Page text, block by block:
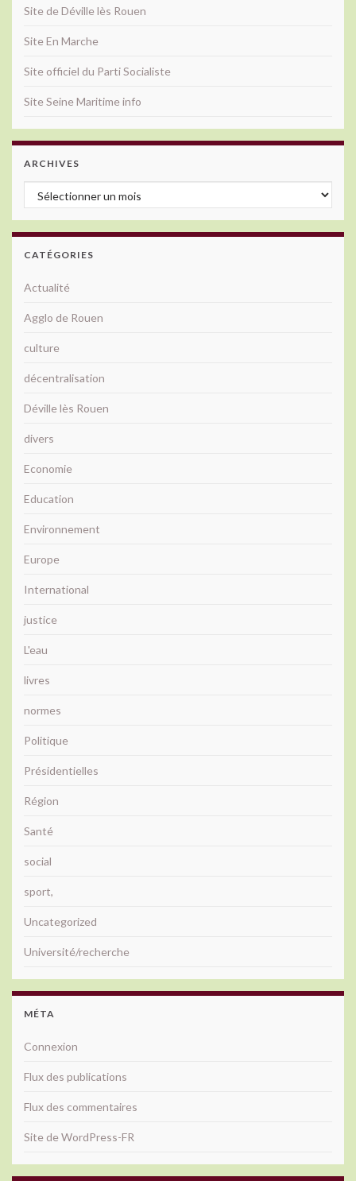
Site de Déville lès Rouen
Site En Marche
Site officiel du Parti Socialiste
Site Seine Maritime info
ARCHIVES
Archives
CATÉGORIES
Actualité
Agglo de Rouen
culture
décentralisation
Déville lès Rouen
divers
Economie
Education
Environnement
Europe
International
justice
L'eau
livres
normes
Politique
Présidentielles
Région
Santé
social
sport,
Uncategorized
Université/recherche
MÉTA
Connexion
Flux des publications
Flux des commentaires
Site de WordPress-FR